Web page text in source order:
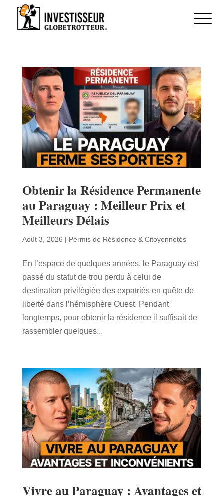
Obtenir la Résidence Permanente
au Paraguay : Meilleur Prix et
Meilleurs Délais
Août 3, 2026 | Permis de Résidence & Citoyennetés
En l’espace de quelques années, le Paraguay est
passé du statut de trou perdu à celui de
destination privilégiée des expatriés en quête de
liberté dans l’hémisphère Ouest. Pendant
longtemps, pour obtenir la résidence il suffisait de
rassembler quelques...
Vivre au Paraguay : Avantages et